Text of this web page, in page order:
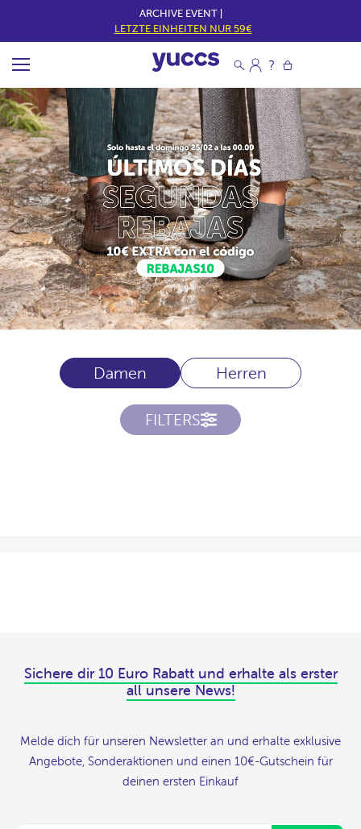
ARCHIVE EVENT |
LETZTE EINHEITEN NUR 59€
Damen Herren
FILTERS
Sichere dir 10 Euro Rabatt und erhalte als erster
all unsere News!
Melde dich für unseren Newsletter an und erhalte exklusive
Angebote, Sonderaktionen und einen 10€-Gutschein für
deinen ersten Einkauf